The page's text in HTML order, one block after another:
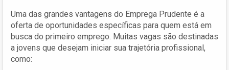
Uma das grandes vantagens do Emprega Prudente é a
oferta de oportunidades específicas para quem está em
busca do primeiro emprego. Muitas vagas são destinadas
a jovens que desejam iniciar sua trajetória profissional,
como: